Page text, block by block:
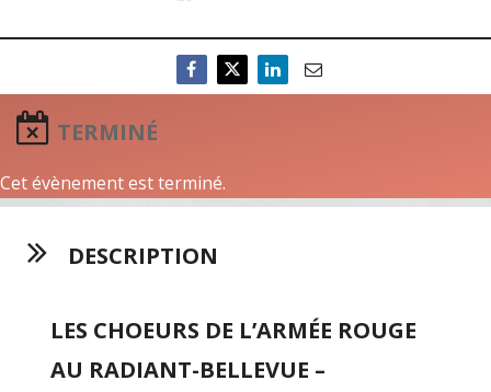
TERMINÉ
Cet évènement est terminé.
DESCRIPTION
LES CHOEURS DE L’ARMÉE ROUGE
AU RADIANT-BELLEVUE –